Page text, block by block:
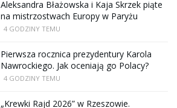
Aleksandra Błażowska i Kaja Skrzek piąte
na mistrzostwach Europy w Paryżu
4 GODZINY TEMU
Pierwsza rocznica prezydentury Karola
Nawrockiego. Jak oceniają go Polacy?
4 GODZINY TEMU
„Krewki Rajd 2026” w Rzeszowie.